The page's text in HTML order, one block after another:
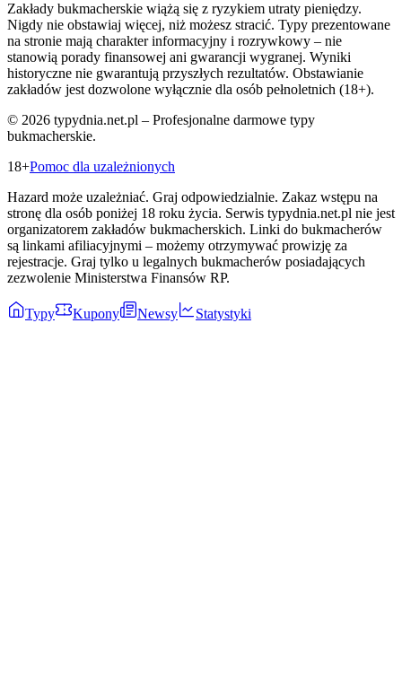
Zakłady bukmacherskie wiążą się z ryzykiem utraty pieniędzy.
Nigdy nie obstawiaj więcej, niż możesz stracić. Typy prezentowane
na stronie mają charakter informacyjny i rozrywkowy – nie
stanowią porady finansowej ani gwarancji wygranej. Wyniki
historyczne nie gwarantują przyszłych rezultatów. Obstawianie
zakładów jest dozwolone wyłącznie dla osób pełnoletnich (18+).
© 2026 typydnia.net.pl – Profesjonalne darmowe typy
bukmacherskie.
18+Pomoc dla uzależnionych
Hazard może uzależniać. Graj odpowiedzialnie. Zakaz wstępu na
stronę dla osób poniżej 18 roku życia. Serwis typydnia.net.pl nie jest
organizatorem zakładów bukmacherskich. Linki do bukmacherów
są linkami afiliacyjnymi – możemy otrzymywać prowizję za
rejestracje. Graj tylko u legalnych bukmacherów posiadających
zezwolenie Ministerstwa Finansów RP.
Typy Kupony Newsy Statystyki